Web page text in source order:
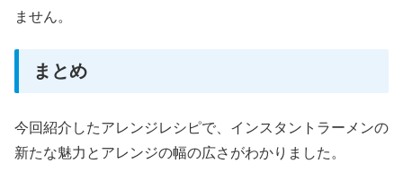
ません。
まとめ
今回紹介したアレンジレシピで、インスタントラーメンの
新たな魅力とアレンジの幅の広さがわかりました。